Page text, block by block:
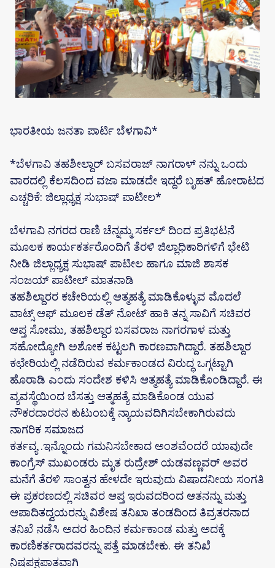
ಭಾರತೀಯ ಜನತಾ ಪಾರ್ಟಿ ಬೆಳಗಾವಿ*
*ಬೆಳಗಾವಿ ತಹಶೀಲ್ದಾರ್ ಬಸವರಾಜ್ ನಾಗರಾಳ್ ನನ್ನು ಒಂದು
ವಾರದಲ್ಲಿ ಕೆಲಸದಿಂದ ವಜಾ ಮಾಡದೇ ಇದ್ದರೆ ಬೃಹತ್ ಹೋರಾಟದ
ಎಚ್ಚರಿಕೆ: ಜಿಲ್ಲಾಧ್ಯಕ್ಷ ಸುಭಾಷ್ ಪಾಟೀಲ*
ಬೆಳಗಾವಿ ನಗರದ ರಾಣಿ ಚೆನ್ನಮ್ಮ ಸರ್ಕಲ್ ದಿಂದ ಪ್ರತಿಭಟನೆ
ಮೂಲಕ ಕಾರ್ಯಕರ್ತರೊಂದಿಗೆ ತೆರಳಿ ಜಿಲ್ಲಾಧಿಕಾರಿಗಳಿಗೆ ಭೇಟಿ
ನೀಡಿ ಜಿಲ್ಲಾಧ್ಯಕ್ಷ ಸುಭಾಷ್ ಪಾಟೀಲ ಹಾಗೂ ಮಾಜಿ ಶಾಸಕ
ಸಂಜಯ್ ಪಾಟೀಲ್ ಮಾತನಾಡಿ
ತಹಶಿಲ್ದಾರರ ಕಚೇರಿಯಲ್ಲಿ ಆತ್ಮಹತ್ಯೆ ಮಾಡಿಕೊಳ್ಳುವ ಮೊದಲೆ
ವಾಟ್ಸ್ ಆಫ್ ಮೂಲಕ ಡೆತ್‌ ನೋಟ್ ಹಾಕಿ ತನ್ನ ಸಾವಿಗೆ ಸಚಿವರ
ಆಪ್ತ ಸೋಮು, ತಹಶಿಲ್ದಾರ ಬಸವರಾಜ ನಾಗರಗಾಳ ಮತ್ತು
ಸಹೋದ್ಯೋಗಿ ಅಶೋಕ ಕಟ್ಟಲಗಿ ಕಾರಣವಾಗಿದ್ದಾರೆ. ತಹಶಿಲ್ದಾರ
ಕಛೇರಿಯಲ್ಲಿ ನಡೆದಿರುವ ಕರ್ಮಕಾಂಡದ ವಿರುದ್ಧ ಒಗ್ಗಟ್ಟಾಗಿ
ಹೊರಾಡಿ ಎಂದು ಸಂದೇಶ ಕಳಿಸಿ ಆತ್ಮಹತ್ಯೆ ಮಾಡಿಕೊಂಡಿದ್ದಾರೆ. ಈ
ವ್ಯವಸ್ಥೆಯಿಂದ ಬೆಸತ್ತು ಆತ್ಮಹತ್ಯೆ ಮಾಡಿಕೊಂಡ ಯುವ
ನೌಕರದಾರರನ ಕುಟುಂಬಕ್ಕೆ ನ್ಯಾಯವದಿಗಿಸಬೇಕಾಗಿರುವದು
ನಾಗರಿಕ ಸಮಾಜದ
ಕರ್ತವ್ಯ .ಇನ್ನೊಂದು ಗಮನಿಸಬೇಕಾದ ಅಂಶವೆಂದರೆ ಯಾವುದೇ
ಕಾಂಗ್ರೆಸ್ ಮುಖಂಡರು ಮೃತ ರುದ್ರೇಶ್ ಯಡವಣ್ಣವರ್ ಅವರ
ಮನೆಗೆ ತೆರಳಿ ಸಾಂತ್ವನ ಹೇಳದೇ ಇರುವುದು ವಿಷಾದನೀಯ ಸಂಗತಿ
ಈ ಪ್ರಕರಣದಲ್ಲಿ ಸಚಿವರ ಆಪ್ತ ಇರುವದರಿಂದ ಆತನನ್ನು ಮತ್ತು
ಆಪಾದಿತದ್ವಯರನ್ನು ವಿಶೇಷ ತನಿಖಾ ತಂಡದಿಂದ ತಿವ್ರತರನಾದ
ತನಿಖೆ ನಡೆಸಿ ಅದರ ಹಿಂದಿನ ಕರ್ಮಕಾಂಡ ಮತ್ತು ಅದಕ್ಕೆ
ಕಾರಣಿಕರ್ತರಾದವರನ್ನು ಪತ್ತೆ ಮಾಡಬೇಕು. ಈ ತನಿಖೆ
ನಿಷಪಕ್ಷಪಾತವಾಗಿ